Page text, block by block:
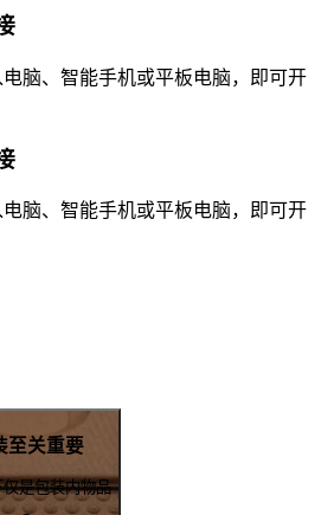
脑、智能手机或平板电脑，即可开
脑、智能手机或平板电脑，即可开
至关重要
是包装内物品